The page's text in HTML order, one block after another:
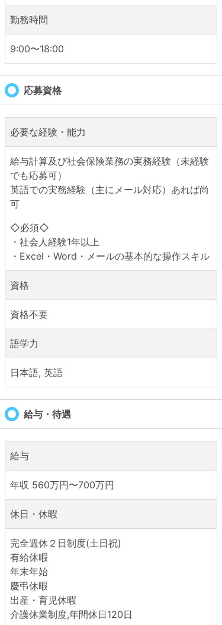
勤務時間
9:00〜18:00
応募資格
必要な経験・能力
給与計算及び社会保険業務の実務経験（未経験
でも応募可）
英語での実務経験（主にメール対応）あれば尚
可
◇必須◇
・社会人経験1年以上
・Excel・Word・メールの基本的な操作スキル
資格
資格不要
語学力
日本語, 英語
給与・待遇
給与
年収 560万円〜700万円
休日・休暇
完全週休２日制度(土日祝)
有給休暇
年末年始
慶弔休暇
出産・育児休暇
介護休業制度,年間休日120日